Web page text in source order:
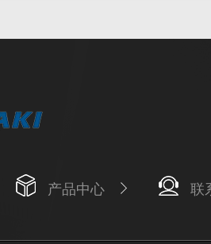
产品中心 联